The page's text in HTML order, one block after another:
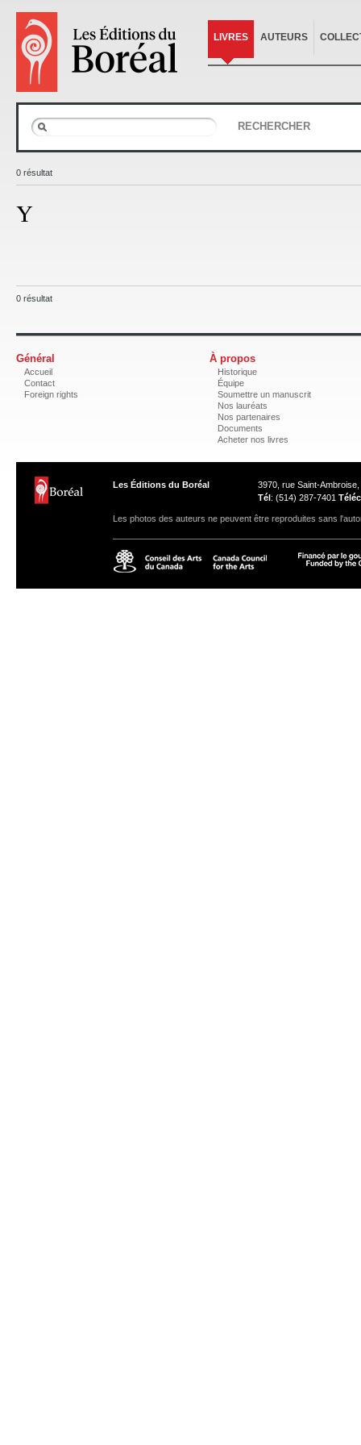
LIVRES AUTEURS
RECHERCHER
0 résultat
Y
0 résultat
Général
Accueil
Contact
Foreign rights
À propos
Historique
Équipe
Soumettre un manuscrit
Nos lauréats
Nos partenaires
Documents
Acheter nos livres
Les Éditions du Boréal
3970, rue Saint-
Tél: (514) 287-7401 Téléc
Les photos des auteurs ne peuvent être reproduites sans